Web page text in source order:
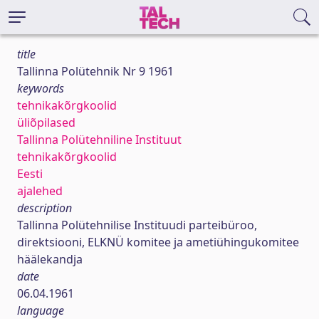
title
Tallinna Polütehnik Nr 9 1961
keywords
tehnikakõrgkoolid
üliõpilased
Tallinna Polütehniline Instituut
tehnikakõrgkoolid
Eesti
ajalehed
description
Tallinna Polütehnilise Instituudi parteibüroo,
direktsiooni, ELKNÜ komitee ja ametiühingukomitee
häälekandja
date
06.04.1961
language